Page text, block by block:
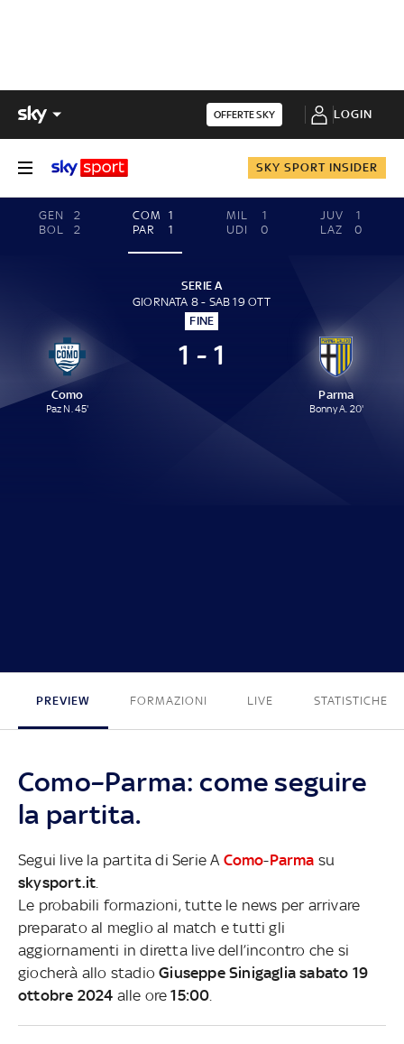
OFFERTE SKY LOGIN
SKY SPORT INSIDER
GEN
2
BOL
2
COM
1
PAR
1
MIL
1
UDI
0
JUV
1
LAZ
0
SERIE A
GIORNATA 8 - SAB 19 OTT
FINE
Como
Paz N. 45'
1 - 1
Parma
Bonny A. 20'
PREVIEW FORMAZIONI LIVE STATISTICHE
Como–Parma: come seguire
la partita.
Segui live la partita di Serie A Como-Parma su
skysport.it
Le probabili formazioni, tutte le news per arrivare
preparato al meglio al match e tutti gli
aggiornamenti in diretta live dell’incontro che si
giocherà allo stadioGiuseppe Sinigaglia sabato 19
ottobre 2024 alle ore15:00